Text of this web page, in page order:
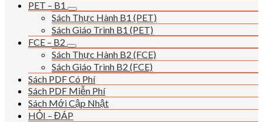
PET – B1
Sách Thực Hành B1 (PET)
Sách Giáo Trình B1 (PET)
FCE – B2
Sách Thực Hành B2 (FCE)
Sách Giáo Trình B2 (FCE)
Sách PDF Có Phí
Sách PDF Miễn Phí
Sách Mới Cập Nhật
HỎI – ĐÁP